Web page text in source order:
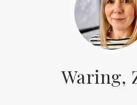
Waring,